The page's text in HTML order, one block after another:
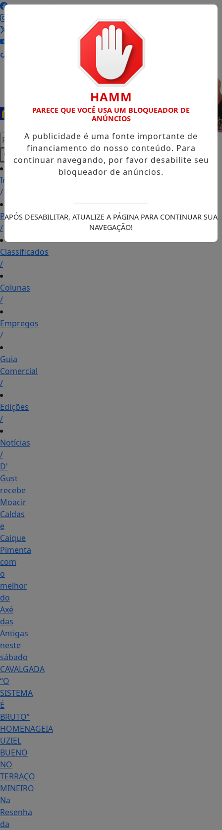
Pesquisar Notícia
Início
/
Podcasts
/
Classificados
/
Colunas
/
Empregos
/
Guia
Comercial
/
Edições
/
Notícias
/
D'
Gust
recebe
Moacir
Caldas
e
Caique
Pimenta
com
o
melhor
do
Axé
das
Antigas
neste
sábado
CAVALGADA
“O
SISTEMA
É
BRUTO”
HOMENAGEIA
UZIEL
BUENO
NO
TERRAÇO
MINEIRO
Na
Resenha
da
HAMM
PARECE QUE VOCÊ USA UM BLOQUEADOR DE
ANÚNCIOS
A publicidade é uma fonte importante de
financiamento do nosso conteúdo. Para
continuar navegando, por favor desabilite seu
bloqueador de anúncios.
APÓS DESABILITAR, ATUALIZE A PÁGINA PARA CONTINUAR SUA
NAVEGAÇÃO!